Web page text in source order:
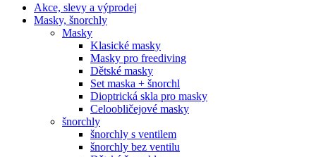
Akce, slevy a výprodej
Masky, šnorchly
Masky
Klasické masky
Masky pro freediving
Dětské masky
Set maska + šnorchl
Dioptrická skla pro masky
Celoobličejové masky
šnorchly
šnorchly s ventilem
šnorchly bez ventilu